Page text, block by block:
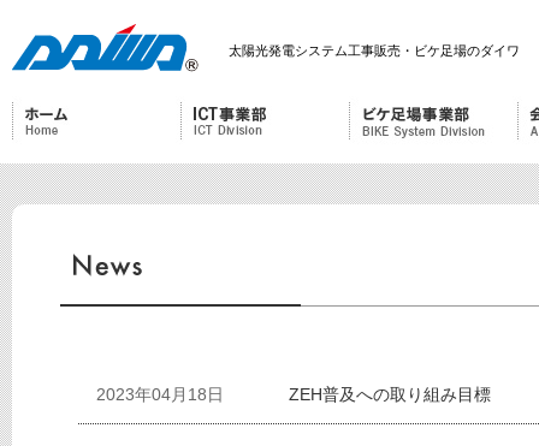
太陽光発電システム工事販売・ビケ足場のダイワ
2023年04月18日 ZEH普及への取り組み目標